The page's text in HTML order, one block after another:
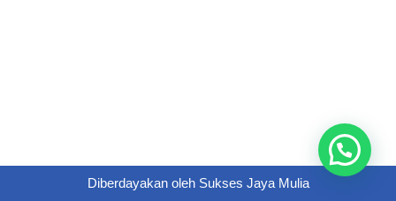
Diberdayakan oleh Sukses Jaya Mulia